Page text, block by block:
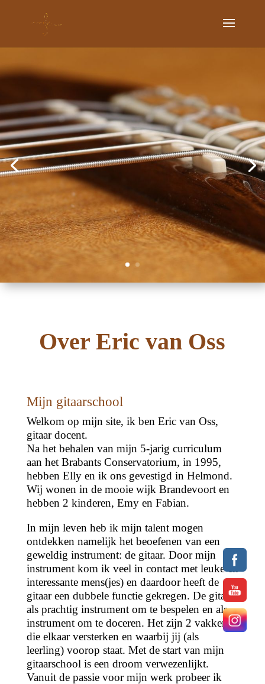
Over Eric van Oss
Mijn gitaarschool
Welkom op mijn site, ik ben Eric van Oss,
gitaar docent.
Na het behalen van mijn 5-jarig curriculum
aan het Brabants Conservatorium, in 1995,
hebben Elly en ik ons gevestigd in Helmond.
Wij wonen in de mooie wijk Brandevoort en
hebben 2 kinderen, Emy en Fabian.
In mijn leven heb ik mijn talent mogen
ontdekken namelijk het beoefenen van een
geweldig instrument: de gitaar. Door mijn
instrument kom ik veel in contact met leuke en
interessante mens(jes) en daardoor heeft de
gitaar een dubbele functie gekregen. De gitaar
als prachtig instrument om te bespelen en als
instrument om te doceren. Het zijn 2 vakken
die elkaar versterken en waarbij jij (als
leerling) voorop staat. Met de start van mijn
gitaarschool is een droom verwezenlijkt.
Vanuit de passie voor mijn werk probeer ik